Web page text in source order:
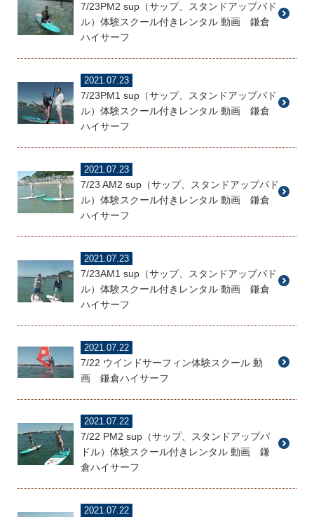
7/23PM2 sup（サップ、スタンドアップパド
ル）体験スクール付きレンタル 動画 鎌倉
ハイサーフ
2021.07.23
7/23PM1 sup（サップ、スタンドアップパド
ル）体験スクール付きレンタル 動画 鎌倉
ハイサーフ
2021.07.23
7/23 AM2 sup（サップ、スタンドアップパド
ル）体験スクール付きレンタル 動画 鎌倉
ハイサーフ
2021.07.23
7/23AM1 sup（サップ、スタンドアップパド
ル）体験スクール付きレンタル 動画 鎌倉
ハイサーフ
2021.07.22
7/22 ウインドサーフィン体験スクール 動
画 鎌倉ハイサーフ
2021.07.22
7/22 PM2 sup（サップ、スタンドアップパ
ドル）体験スクール付きレンタル 動画 鎌
倉ハイサーフ
2021.07.22